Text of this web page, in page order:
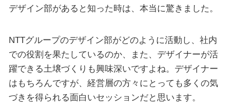
デザイン部があると知った時は、本当に驚きました。
NTTグループのデザイン部がどのように活動し、社内
での役割を果たしているのか、また、デザイナーが活
躍できる土壌づくりも興味深いですよね。デザイナー
はもちろんですが、経営層の方々にとっても多くの気
づきを得られる面白いセッションだと思います。